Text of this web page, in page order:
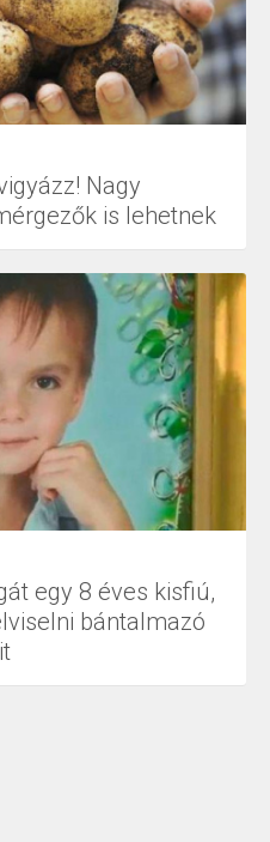
Nagy
is lehetnek
egy 8 éves kisfiú,
bántalmazó